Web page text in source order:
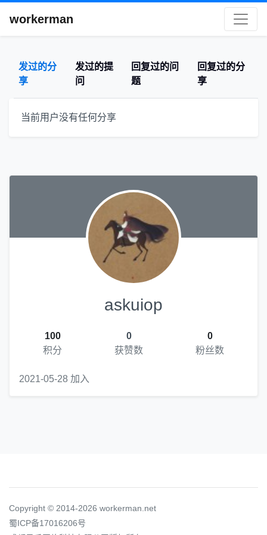
workerman
发过的分
享
发过的提
问
回复过的问
题
回复过的分
享
当前用户没有任何分享
askuiop
100
积分
0
获赞数
0
粉丝数
2021-05-28 加入
Copyright © 2014-2026 workerman.net
蜀ICP备17016206号